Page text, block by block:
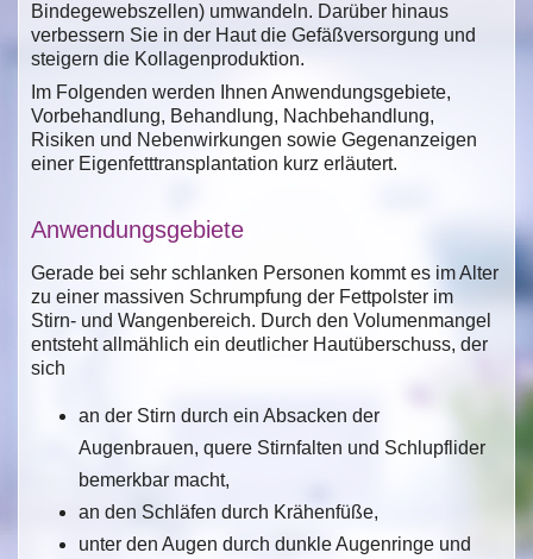
Bindegewebszellen) umwandeln. Darüber hinaus
verbessern Sie in der Haut die Gefäßversorgung und
steigern die Kollagenproduktion.
Im Folgenden werden Ihnen Anwendungsgebiete,
Vorbehandlung, Behandlung, Nachbehandlung,
Risiken und Nebenwirkungen sowie Gegenanzeigen
einer Eigenfetttransplantation kurz erläutert.
Anwendungsgebiete
Gerade bei sehr schlanken Personen kommt es im Alter
zu einer massiven Schrumpfung der Fettpolster im
Stirn- und Wangenbereich. Durch den Volumenmangel
entsteht allmählich ein deutlicher Hautüberschuss, der
sich
an der Stirn durch ein Absacken der
Augenbrauen, quere Stirnfalten und Schlupflider
bemerkbar macht,
an den Schläfen durch Krähenfüße,
unter den Augen durch dunkle Augenringe und